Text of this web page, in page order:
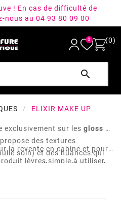
! En cas de difficulté de
nous au 04 93 80 09 00
0 (0)

ELIXIR MAKE UP
exclusivement sur les gloss et
des textures
soin) et des nuances qui
du maquillage : effet bouche
la revente en cabine et pour
lèvres simple à utiliser,
maquillage complète.